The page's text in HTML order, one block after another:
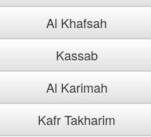
Al Khafsah
Kassab
Al Karimah
Kafr Takharim